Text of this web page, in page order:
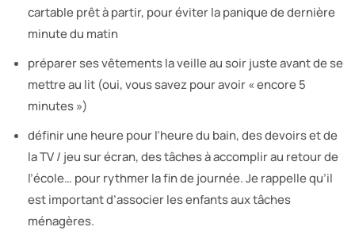
cartable prêt à partir, pour éviter la panique de dernière
minute du matin
préparer ses vêtements la veille au soir juste avant de se
mettre au lit (oui, vous savez pour avoir « encore 5
minutes »)
définir une heure pour l’heure du bain, des devoirs et de
la TV / jeu sur écran, des tâches à accomplir au retour de
l’école… pour rythmer la fin de journée. Je rappelle qu’il
est important d’associer les enfants aux tâches
ménagères.